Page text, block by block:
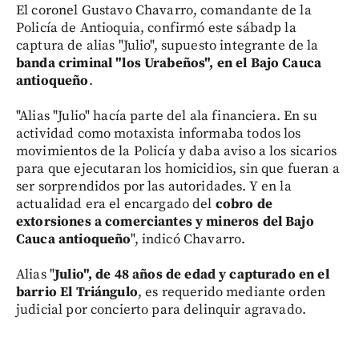
El coronel Gustavo Chavarro, comandante de la
Policía de Antioquia, confirmó este sábadp la
captura de alias "Julio", supuesto integrante de la
banda criminal "los Urabeños", en el Bajo Cauca
antioqueño.
"Alias "Julio" hacía parte del ala financiera. En su
actividad como motaxista informaba todos los
movimientos de la Policía y daba aviso a los sicarios
para que ejecutaran los homicidios, sin que fueran a
ser sorprendidos por las autoridades. Y en la
actualidad era el encargado del cobro de
extorsiones a comerciantes y mineros del Bajo
Cauca antioqueño", indicó Chavarro.
Alias "Julio", de 48 años de edad y capturado en el
barrio El Triángulo, es requerido mediante orden
judicial por concierto para delinquir agravado.